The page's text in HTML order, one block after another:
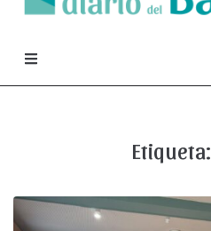
Etiqueta: